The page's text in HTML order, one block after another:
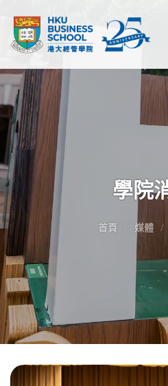
學院
首頁 媒體